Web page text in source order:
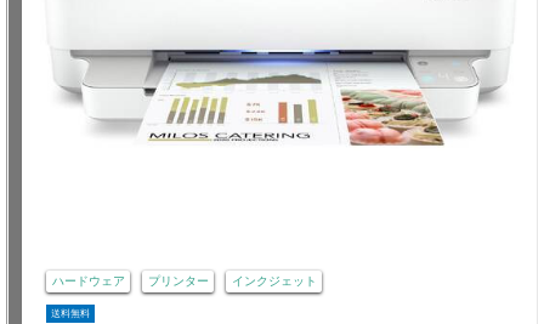
ハードウェア プリンター インクジェット
送料無料